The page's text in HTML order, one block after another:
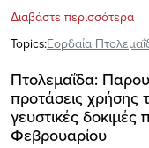
Διαβάστε περισσότερα
Topics:Εορδαία
Πτολεμαΐδα:
προτάσεις χρήσης
γευστικές δοκιμές
Φεβρουαρίου